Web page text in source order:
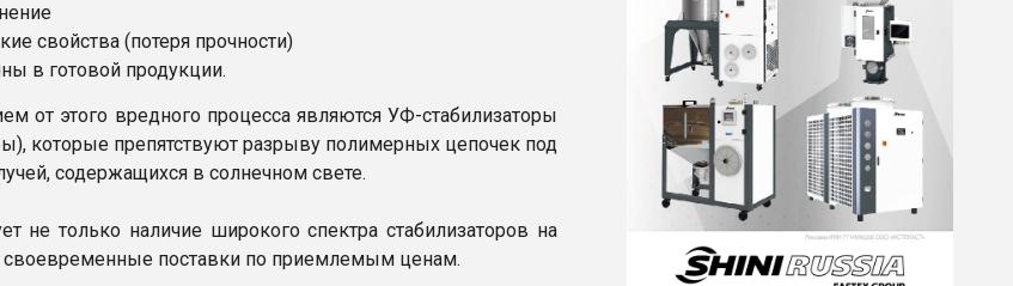
свойства (потеря прочности)
в готовой продукции.
от этого вредного процесса являются УФ-стабилизаторы
которые препятствуют разрыву полимерных цепочек под
содержащихся в солнечном свете.
не только наличие широкого спектра стабилизаторов на
своевременные поставки по приемлемым ценам.